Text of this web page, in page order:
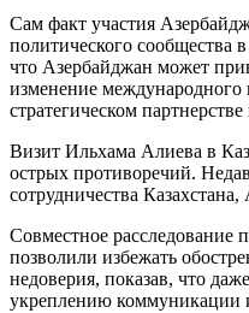
Сам факт участия
политического
что Азербайджан может
изменение
стратегическом
Визит Ильхама Алиева в
острых противоречий.
сотрудничества
Совместное расследование
позволили избежать
недоверия, показав, что
укреплению коммуникации